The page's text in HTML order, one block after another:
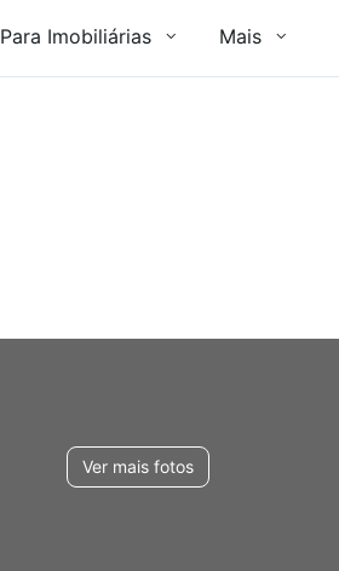
Para Imobiliárias Mais
Ver mais fotos